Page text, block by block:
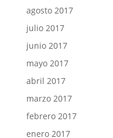
agosto 2017
julio 2017
junio 2017
mayo 2017
abril 2017
marzo 2017
febrero 2017
enero 2017